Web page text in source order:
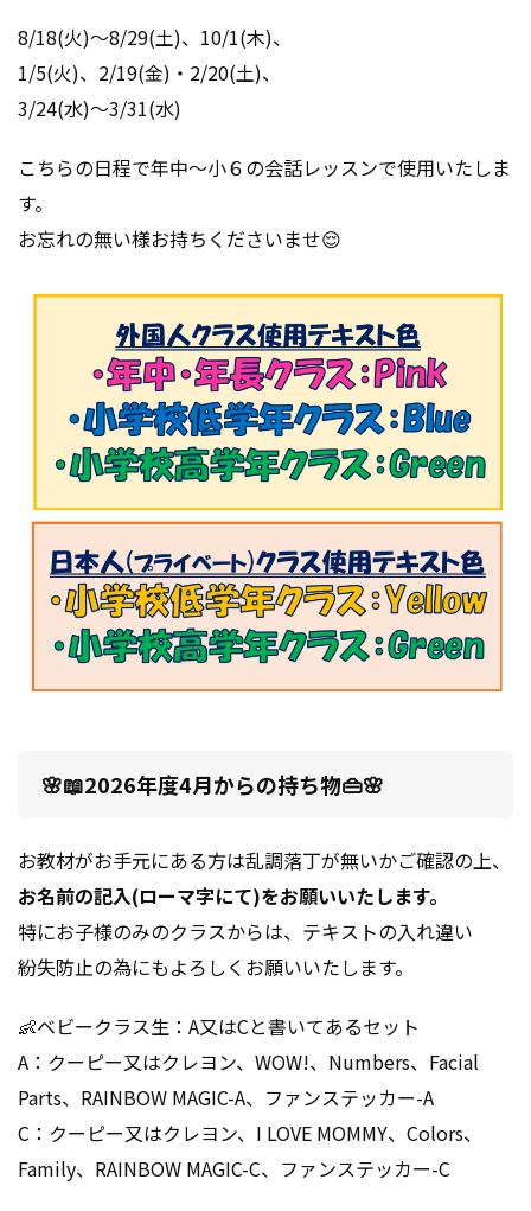
8/18(火)～8/29(土)、10/1(木)、
1/5(火)、2/19(金)・2/20(土)、
3/24(水)～3/31(水)
こちらの日程で年中～小６の会話レッスンで使用いたしま
す。
お忘れの無い様お持ちくださいませ😌
🌸📖2026年度4月からの持ち物👜🌸
お教材がお手元にある方は乱調落丁が無いかご確認の上、
お名前の記入(ローマ字にて)をお願いいたします。
特にお子様のみのクラスからは、テキストの入れ違い
紛失防止の為にもよろしくお願いいたします。
👶ベビークラス生：A又はCと書いてあるセット
A：クーピー又はクレヨン、WOW!、Numbers、Facial
Parts、RAINBOW MAGIC-A、ファンステッカー-A
C：クーピー又はクレヨン、I LOVE MOMMY、Colors、
Family、RAINBOW MAGIC-C、ファンステッカー-C